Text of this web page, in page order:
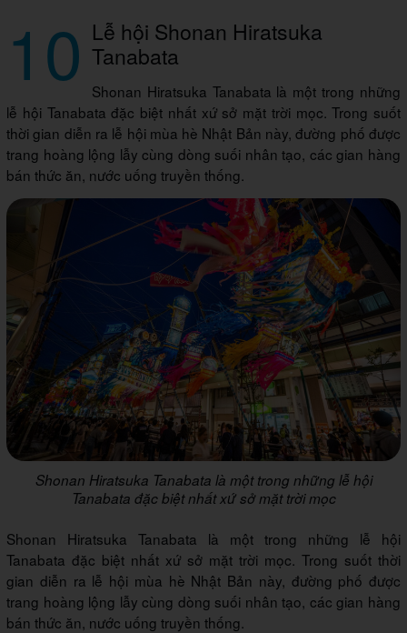
10 Lễ hội Shonan Hiratsuka
Tanabata
Shonan Hiratsuka Tanabata là một trong những
lễ hội Tanabata đặc biệt nhất xứ sở mặt trời mọc. Trong suốt
thời gian diễn ra lễ hội mùa hè Nhật Bản này, đường phố được
trang hoàng lộng lẫy cùng dòng suối nhân tạo, các gian hàng
bán thức ăn, nước uống truyền thống.
Shonan Hiratsuka Tanabata là một trong những lễ hội
Tanabata đặc biệt nhất xứ sở mặt trời mọc
Shonan Hiratsuka Tanabata là một trong những lễ hội
Tanabata đặc biệt nhất xứ sở mặt trời mọc. Trong suốt thời
gian diễn ra lễ hội mùa hè Nhật Bản này, đường phố được
trang hoàng lộng lẫy cùng dòng suối nhân tạo, các gian hàng
bán thức ăn, nước uống truyền thống.